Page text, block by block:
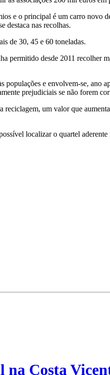
e o principal é um carro novo
destaca nas recolhas.
de 30, 45 e 60 toneladas.
permitido desde 2011 recolher
e envolvem-se, ano
prejudiciais se não forem
um valor que
localizar o quartel
na Costa